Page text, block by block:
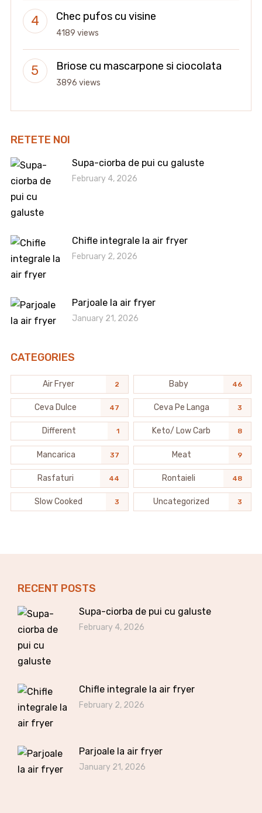
Chec pufos cu visine
4189 views
Briose cu mascarpone si ciocolata
3896 views
RETETE NOI
Supa-ciorba de pui cu galuste
February 4, 2026
Chifle integrale la air fryer
February 2, 2026
Parjoale la air fryer
January 21, 2026
CATEGORIES
Air Fryer 2 Baby 46
Ceva Dulce 47 Ceva Pe Langa 3
Different 1 Keto/ Low Carb 8
Mancarica 37 Meat 9
Rasfaturi 44 Rontaieli 48
Slow Cooked 3 Uncategorized 3
RECENT POSTS
Supa-ciorba de pui cu galuste
February 4, 2026
Chifle integrale la air fryer
February 2, 2026
Parjoale la air fryer
January 21, 2026